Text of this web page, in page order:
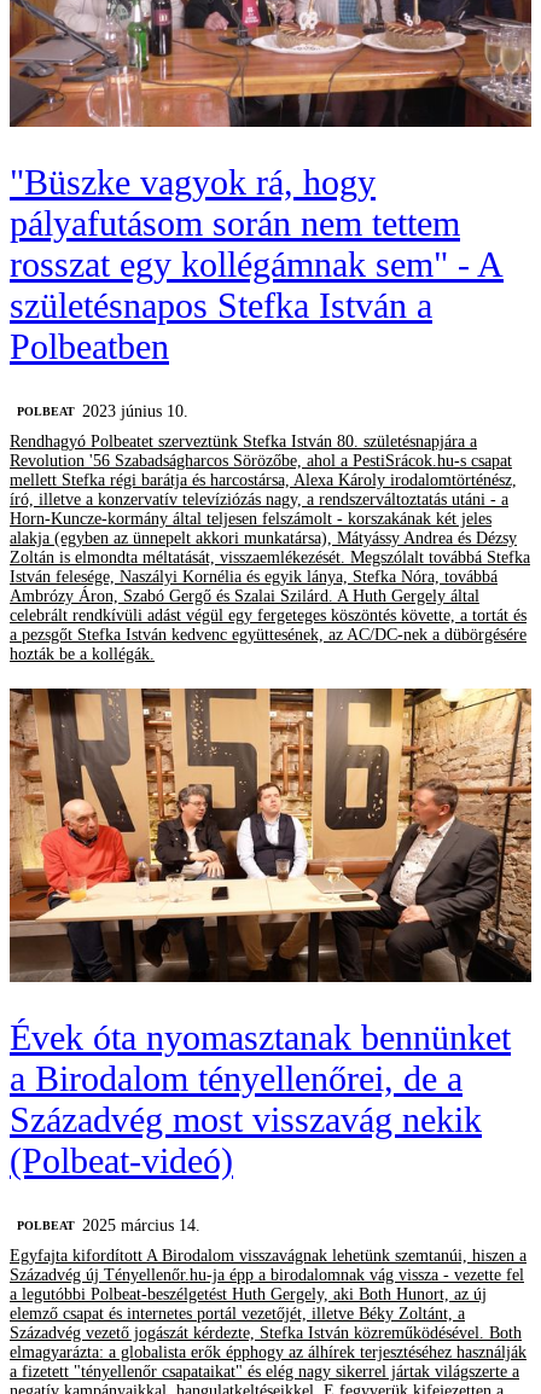
"Büszke vagyok rá, hogy
pályafutásom során nem tettem
rosszat egy kollégámnak sem" - A
születésnapos Stefka István a
Polbeatben
‎POLBEAT
2023 június 10.
Rendhagyó Polbeatet szerveztünk Stefka István 80. születésnapjára a
Revolution '56 Szabadságharcos Sörözőbe, ahol a PestiSrácok.hu-s csapat
mellett Stefka régi barátja és harcostársa, Alexa Károly irodalomtörténész,
író, illetve a konzervatív televíziózás nagy, a rendszerváltoztatás utáni - a
Horn-Kuncze-kormány által teljesen felszámolt - korszakának két jeles
alakja (egyben az ünnepelt akkori munkatársa), Mátyássy Andrea és Dézsy
Zoltán is elmondta méltatását, visszaemlékezését. Megszólalt továbbá Stefka
István felesége, Naszályi Kornélia és egyik lánya, Stefka Nóra, továbbá
Ambrózy Áron, Szabó Gergő és Szalai Szilárd. A Huth Gergely által
celebrált rendkívüli adást végül egy fergeteges köszöntés követte, a tortát és
a pezsgőt Stefka István kedvenc együttesének, az AC/DC-nek a dübörgésére
hozták be a kollégák.
Évek óta nyomasztanak bennünket
a Birodalom tényellenőrei, de a
Századvég most visszavág nekik
(Polbeat-videó)
‎POLBEAT 2025 március 14.
Egyfajta kifordított A Birodalom visszavágnak lehetünk szemtanúi, hiszen a
Századvég új Tényellenőr.hu-ja épp a birodalomnak vág vissza - vezette fel
a legutóbbi Polbeat-beszélgetést Huth Gergely, aki Both Hunort, az új
elemző csapat és internetes portál vezetőjét, illetve Béky Zoltánt, a
Századvég vezető jogászát kérdezte, Stefka István közreműködésével. Both
elmagyarázta: a globalista erők épphogy az álhírek terjesztéséhez használják
a fizetett "tényellenőr csapataikat" és elég nagy sikerrel jártak világszerte a